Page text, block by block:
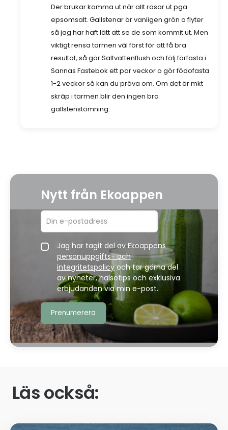
Der brukar komma ut när allt rasar ut pga
epsomsalt. Gallstenar är vanligen grön o flyter
så jag har haft lätt att se de som kommit ut. Men
viktigt rensa tarmen väl först för att få bra
resultat, så gör Saltvattenflush och följ förfasta i
Sannas Fastebok ett par veckor o gör födofasta
1-2 veckor så kan du pröva om. Om det är mkt
skräp i tarmen blir den ingen bra
gallstenstömning.
Nytt från Ekoappen
Jag har tagit del av Ekoappens
personuppgifts- och
integritetspolicyoch tar gärna del
av nyheter, hälsotips och exklusiva
erbjudanden via min e-post.
Läs också: